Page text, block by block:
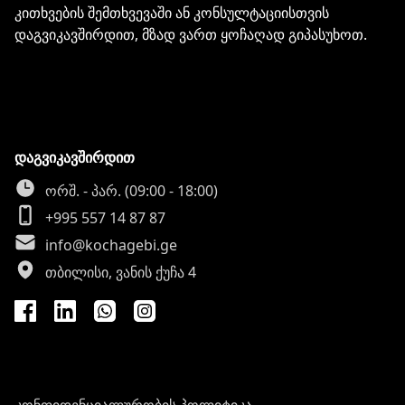
კითხვების შემთხვევაში ან კონსულტაციისთვის
დაგვიკავშირდით, მზად ვართ ყოჩაღად გიპასუხოთ.
დაგვიკავშირდით
ორშ. - პარ. (09:00 - 18:00)
+995 557 14 87 87
info@kochagebi.ge
თბილისი, ვანის ქუჩა 4